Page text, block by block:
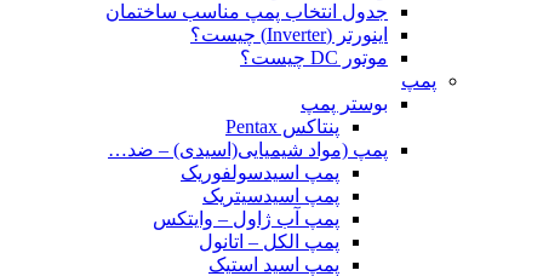
جدول انتخاب پمپ مناسب ساختمان
اینورتر (Inverter) چیست؟
موتور DC چیست؟
پمپ
بوستر پمپ
پنتاکس Pentax
پمپ (مواد شیمیایی(اسیدی) – ضد…
پمپ اسیدسولفوریک
پمپ اسیدسیتریک
پمپ آب ژاول – وایتکس
پمپ الکل – اتانول
پمپ اسید استیک